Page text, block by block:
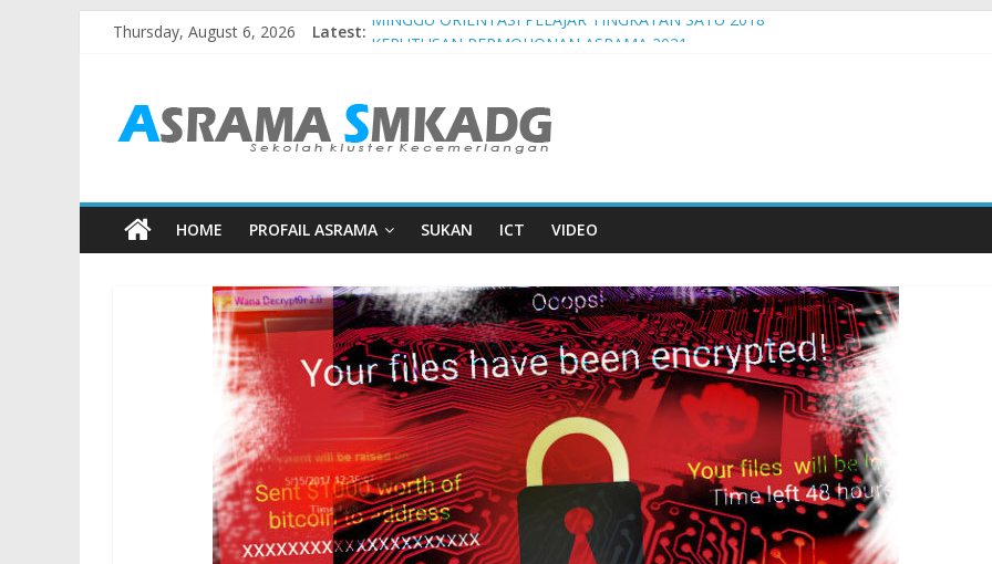
Thursday, August 6, 2026 Latest: MINGGU ORIENTASI PELAJAR TINGKATAN SATU 2018
JADUAL WARDEN OGOS 2018
JADUAL WARDEN JULAI 2018
HOME PROFAIL ASRAMA SUKAN ICT VIDEO